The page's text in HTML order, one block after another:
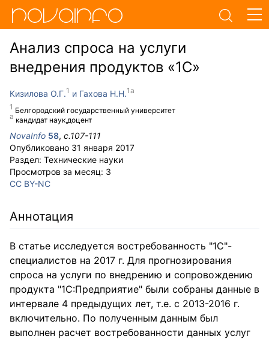
Анализ спроса на услуги
внедрения продуктов «1С»
Кизилова О.Г.
Белгородский государственный университет
Гахова Н.Н.
кандидат наук,доцент
NovaInfo 58, с.107-111
Опубликовано 31 января 2017
Раздел: Технические науки
Просмотров за месяц: 3
CC BY-NC
Аннотация
В статье исследуется востребованность "1С"-
специалистов на 2017 г. Для прогнозирования
спроса на услуги по внедрению и сопровождению
продукта "1С:Предприятие" были собраны данные в
интервале 4 предыдущих лет, т.е. с 2013-2016 г.
включительно. По полученным данным был
выполнен расчет востребованности данных услуг